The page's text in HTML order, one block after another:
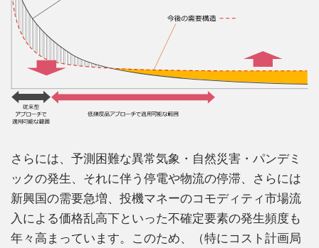
さらには、予測困難な異常気象・自然災害・パンデミ
ックの発生、それに伴う停電や物流の停滞、さらには
新興国の需要急増、投機マネーのコモディティ市場流
入による価格乱高下といった不確定要素の発生頻度も
年々高まっています。このため、（特にコスト計画局